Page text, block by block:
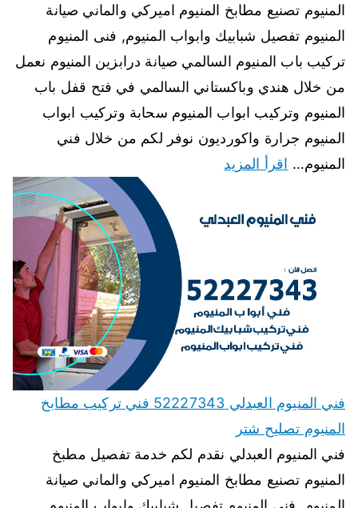
المنيوم تصنيع مطابخ المنيوم اميركي والماني صيانة
المنيوم تفصيل شبابيك وابواب المنيوم, فنى المنيوم
تركيب باب المنيوم السالمي صيانة درابزين المنيوم نعمل
من خلال هندي وباكستاني السالمي في فتح قفل باب
المنيوم وتركيب ابواب المنيوم سحابة وتركيب ابواب
المنيوم جرارة واكورديون نوفر لكم من خلال فني
المنيوم… اقرأ المزيد
فني المنيوم العبدلي 52227343 فني تركيب مطابخ
المنيوم تصليح شتر
فني المنيوم العبدلي نقدم لكم خدمة تفصيل مطبخ
المنيوم تصنيع مطابخ المنيوم اميركي والماني صيانة